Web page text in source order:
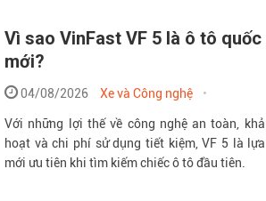
Vì sao VinFast VF 5 là ô tô
mới?
04/08/2026 Xe và Công nghệ
Với những lợi thế về công nghệ an toàn,
hoạt và chi phí sử dụng tiết kiệm, VF 5 là
mới ưu tiên khi tìm kiếm chiếc ô tô đầu tiên.